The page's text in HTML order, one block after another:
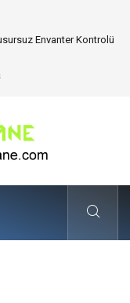
Deşarj Alanı Tasarlayın